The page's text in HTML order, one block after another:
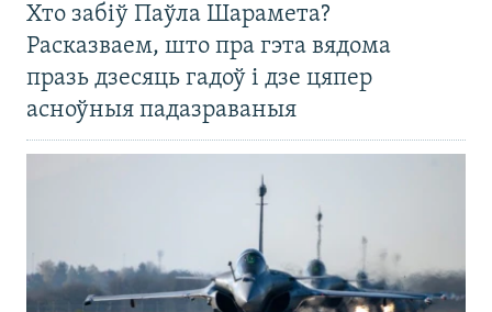
Хто забіў Паўла Шарамета?
Расказваем, што пра гэта вядома
празь дзесяць гадоў і дзе цяпер
асноўныя падазраваныя